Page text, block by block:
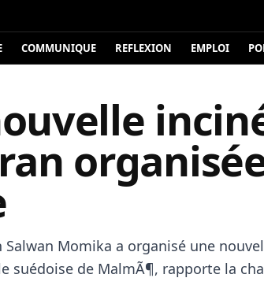
COMMUNIQUE REFLEXION EMPLOI
Salwan Momika a organisé une
suédoise de MalmÃ¶, rapporte la